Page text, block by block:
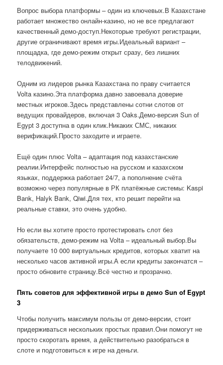
Вопрос выбора платформы – один из ключевых.В Казахстане
работает множество онлайн-казино, но не все предлагают
качественный демо-доступ.Некоторые требуют регистрации,
другие ограничивают время игры.Идеальный вариант –
площадка, где демо-режим открыт сразу, без лишних
телодвижений.
Одним из лидеров рынка Казахстана по праву считается
Volta казино.Эта платформа давно завоевала доверие
местных игроков.Здесь представлены сотни слотов от
ведущих провайдеров, включая 3 Oaks.Демо-версия Sun of
Egypt 3 доступна в один клик.Никаких СМС, никаких
верификаций.Просто заходите и играете.
Ещё один плюс Volta – адаптация под казахстанские
реалии.Интерфейс полностью на русском и казахском
языках, поддержка работает 24/7, а пополнение счёта
возможно через популярные в РК платёжные системы: Kaspi
Bank, Halyk Bank, Qiwi.Для тех, кто решит перейти на
реальные ставки, это очень удобно.
Но если вы хотите просто протестировать слот без
обязательств, демо-режим на Volta – идеальный выбор.Вы
получаете 10 000 виртуальных кредитов, которых хватит на
несколько часов активной игры.А если кредиты закончатся –
просто обновите страницу.Всё честно и прозрачно.
Пять советов для эффективной игры в демо Sun of Egypt
3
Чтобы получить максимум пользы от демо-версии, стоит
придерживаться нескольких простых правил.Они помогут не
просто скоротать время, а действительно разобраться в
слоте и подготовиться к игре на деньги.